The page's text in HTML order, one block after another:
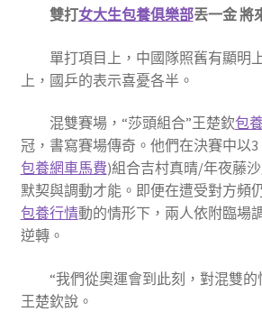
雙打女大生包養俱樂部丟一金 將
單打項目上，中國隊照舊有顯明
上，國乒的表示喜憂各半。
混雙賽場，“莎頭組合”王楚欽包
冠，書寫賽場傳奇。他們在決賽中以
包養網車馬費)組合吉村真晴/年夜藤
默契與調動才能。即便在遭受對方頻
包養行情動的情形下，兩人依附臨場
逆轉。
“我們從奧運會到此刻，對混雙
王楚欽說。